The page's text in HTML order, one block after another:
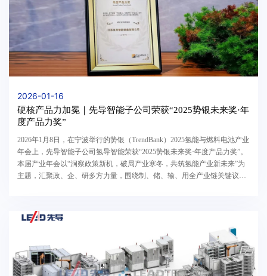
2026-01-16
硬核产品力加冕｜先导智能子公司荣获“2025势银未来奖·年
度产品力奖”
2026年1月8日，在宁波举行的势银（TrendBank）2025氢能与燃料电池产业
年会上，先导智能子公司氢导智能荣获“2025势银未来奖·年度产品力奖”。
本届产业年会以“洞察政策新机，破局产业寒冬，共筑氢能产业新未来”为
主题，汇聚政、企、研多方力量，围绕制、储、输、用全产业链关键议题